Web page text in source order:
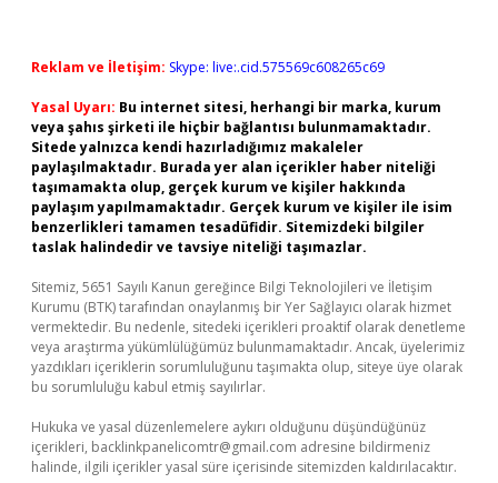
Reklam ve İletişim: Skype: live:.cid.575569c608265c69
Yasal Uyarı: Bu internet sitesi, herhangi bir marka, kurum
veya şahıs şirketi ile hiçbir bağlantısı bulunmamaktadır.
Sitede yalnızca kendi hazırladığımız makaleler
paylaşılmaktadır. Burada yer alan içerikler haber niteliği
taşımamakta olup, gerçek kurum ve kişiler hakkında
paylaşım yapılmamaktadır. Gerçek kurum ve kişiler ile isim
benzerlikleri tamamen tesadüfidir. Sitemizdeki bilgiler
taslak halindedir ve tavsiye niteliği taşımazlar.
Sitemiz, 5651 Sayılı Kanun gereğince Bilgi Teknolojileri ve İletişim
Kurumu (BTK) tarafından onaylanmış bir Yer Sağlayıcı olarak hizmet
vermektedir. Bu nedenle, sitedeki içerikleri proaktif olarak denetleme
veya araştırma yükümlülüğümüz bulunmamaktadır. Ancak, üyelerimiz
yazdıkları içeriklerin sorumluluğunu taşımakta olup, siteye üye olarak
bu sorumluluğu kabul etmiş sayılırlar.
Hukuka ve yasal düzenlemelere aykırı olduğunu düşündüğünüz
içerikleri, backlinkpanelicomtr@gmail.com adresine bildirmeniz
halinde, ilgili içerikler yasal süre içerisinde sitemizden kaldırılacaktır.